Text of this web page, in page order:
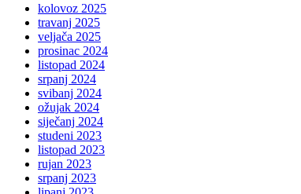
kolovoz 2025
travanj 2025
veljača 2025
prosinac 2024
listopad 2024
srpanj 2024
svibanj 2024
ožujak 2024
siječanj 2024
studeni 2023
listopad 2023
rujan 2023
srpanj 2023